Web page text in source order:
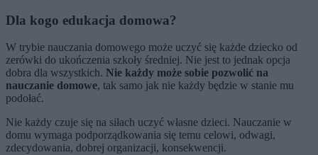
Dla kogo edukacja domowa?
W trybie nauczania domowego może uczyć się każde dziecko od
zerówki do ukończenia szkoły średniej. Nie jest to jednak opcja
dobra dla wszystkich. Nie każdy może sobie pozwolić na
nauczanie domowe, tak samo jak nie każdy będzie w stanie mu
podołać.
Nie każdy czuje się na siłach uczyć własne dzieci. Nauczanie w
domu wymaga podporządkowania się temu celowi, odwagi,
zdecydowania, dobrej organizacji, konsekwencji.